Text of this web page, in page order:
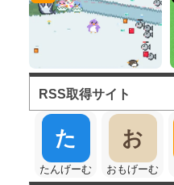
RSS取得サイト
た
たんげーむ
お
おもげーむ